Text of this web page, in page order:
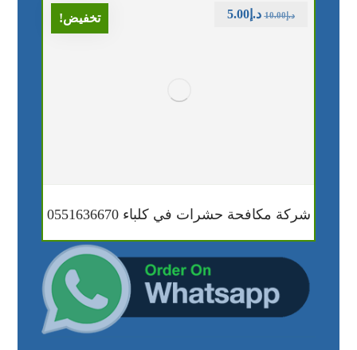
تخفيض!
شركة مكافحة حشرات في كلباء 0551636670
د.إ10.00 د.إ5.00